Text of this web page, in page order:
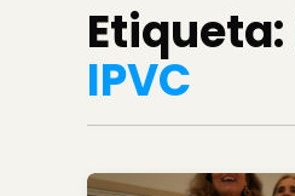
Etiqueta:
IPVC